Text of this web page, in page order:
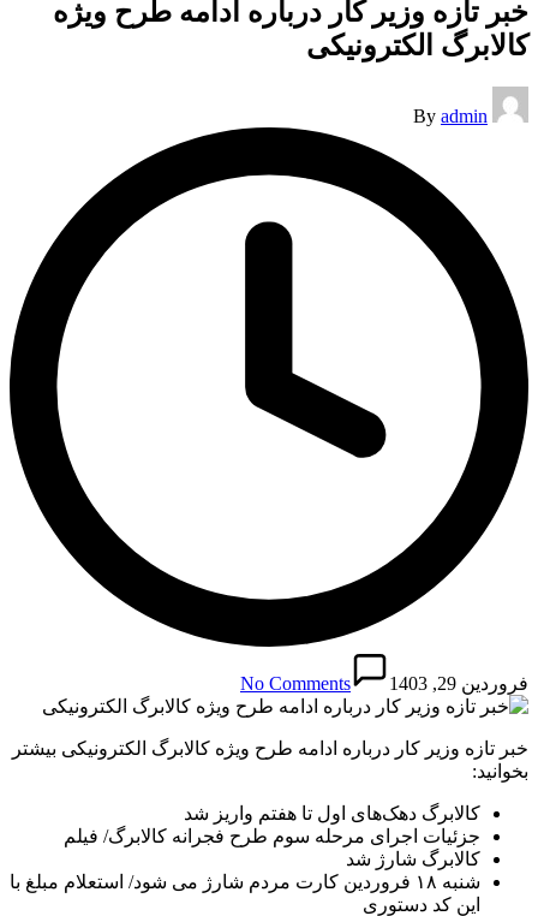
خبر تازه وزیر کار درباره ادامه‌ طرح ویژه
کالابرگ الکترونیکی
Posted
by
By admin
فروردین 29, 1403 No Comments
خبر تازه وزیر کار درباره ادامه‌ طرح ویژه کالابرگ الکترونیکی بیشتر
بخوانید:
کالابرگ دهک‌های اول تا هفتم واریز شد
جزئیات اجرای مرحله سوم طرح فجرانه کالابرگ/ فیلم
کالابرگ شارژ شد
شنبه ۱۸ فروردین کارت مردم شارژ می شود/ استعلام مبلغ با
این کد دستوری